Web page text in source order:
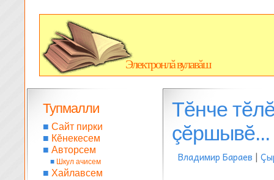
Электронлă вулавăш
Тĕнче
çĕршывĕ...
Владимир Бараев |
Тупмалли
■ Сайт пирки
■ Кĕнекесем
■ Авторсем
■ Шкул ачисем
■ Хайлавсем